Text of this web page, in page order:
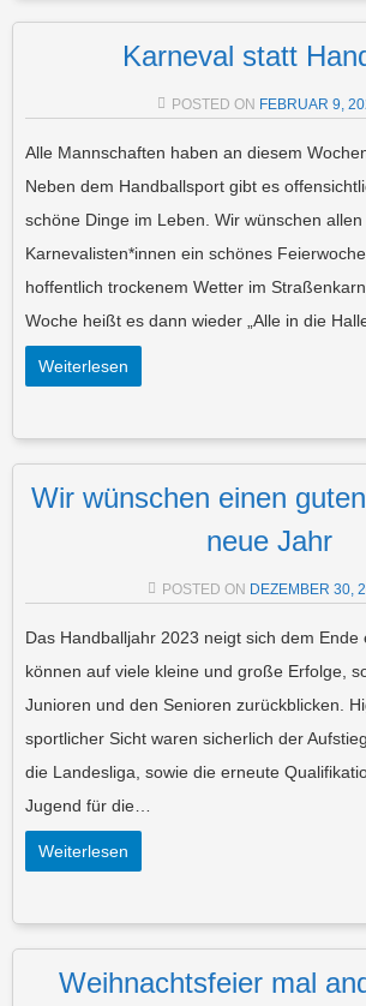
Karneval statt
POSTED ON FEBRUAR 9,
Alle Mannschaften haben an diesem
Neben dem Handballsport gibt es
schöne Dinge im Leben. Wir wünschen allen
Karnevalisten*innen ein schönes
hoffentlich trockenem Wetter im
Woche heißt es dann wieder „Alle in die
Weiterlesen
Wir wünschen einen
neue Jahr
POSTED ON DEZEMBER 30,
Das Handballjahr 2023 neigt sich dem Ende
können auf viele kleine und große Erfolge,
Junioren und den Senioren zurückblicken.
sportlicher Sicht waren sicherlich der
die Landesliga, sowie die erneute
Jugend für die…
Weiterlesen
Weihnachtsfeier mal